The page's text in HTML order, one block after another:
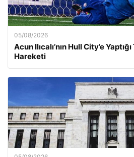
05/08/2026
Acun Ilıcalı’nın Hull City’e
Hareketi